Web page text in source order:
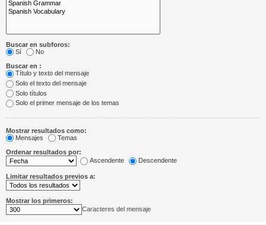
Buscar en subforos:
Sí
No
Buscar en :
Título y texto del mensaje
Solo el texto del mensaje
Solo títulos
Solo el primer mensaje de los temas
Mostrar resultados como:
Mensajes
Temas
Ordenar resultados por:
Ascendente
Descendente
Limitar resultados previos a:
Mostrar los primeros:
Caracteres del mensaje